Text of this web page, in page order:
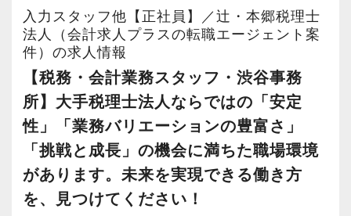
当社ならではの「仕事のステップ」を踏みなが
ら実務を経験することで、半年もすればある程
度一人で仕事をすることができるようになりま
す。
これまでも多くのインターン生が実践型インタ
ーン制度を使い、ステップアップを実現してき
た実績が当社にはあります！
らなる活躍の場を求めている貴方の力を発揮で
きる職場です。
新たなマネージャー候補として、将来的にオフ
ィスを任せられる方の力を求めています。
税理士資格がなくてもOK！
やる気とコミュニケーション能力を重視しま
す。
税理士はサービス業です。誠実に仕事を行い、
でも、それはみんな同じです。
当事務所では
・会計入力
・資料作成
など、できることからスタートします。
現在も未経験から入社したスタッフが活躍して
おり、
入力スタッフ他【正社員】／辻・本郷税理士
法人（会計求人プラスの転職エージェント案
件）の求人情報
【税務・会計業務スタッフ・渋谷事務
所】大手税理士法人ならではの「安定
性」「業務バリエーションの豊富さ」
「挑戦と成長」の機会に満ちた職場環境
があります。未来を実現できる働き方
を、見つけてください！